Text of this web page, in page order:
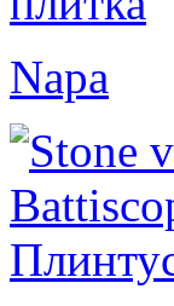
Napa